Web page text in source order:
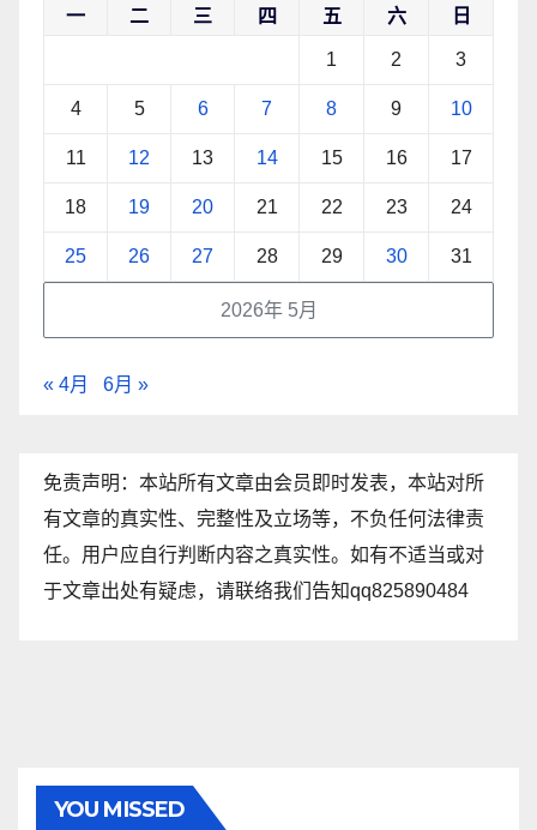
2026年 5月
一 二 三 四 五 六 日
1 2 3
4 5 6 7 8 9 10
11 12 13 14 15 16 17
18 19 20 21 22 23 24
25 26 27 28 29 30 31
« 4月 6月 »
免责声明：本站所有文章由会员即时发表，本站对所
有文章的真实性、完整性及立场等，不负任何法律责
任。用户应自行判断内容之真实性。如有不适当或对
于文章出处有疑虑，请联络我们告知qq825890484
YOU MISSED